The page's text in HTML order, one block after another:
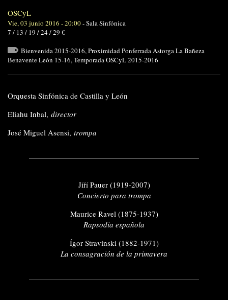
OSCyL
Vie, 03 junio 2016 - 20:00-Sala Sinfónica
7 / 13 / 19 / 24 / 29 €
Bienvenida 2015-2016,Proximidad Ponferrada Astorga La Bañeza
Benavente León 15-16,Temporada OSCyL 2015-2016
Orquesta Sinfónica de Castilla y León
Eliahu Inbal, director
José Miguel Asensi, trompa
Jiří Pauer (1919-2007)
Concierto para trompa
Maurice Ravel (1875-1937)
Rapsodia española
Ígor Stravinski (1882-1971)
La consagración de la primavera